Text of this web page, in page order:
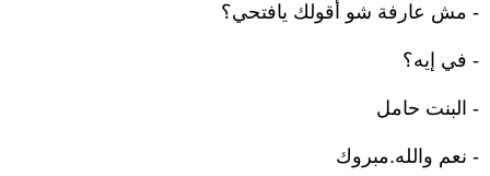
- مش عارفة شو أقولك يافتحي؟
- في إيه؟
- البنت حامل
- نعم والله.مبروك